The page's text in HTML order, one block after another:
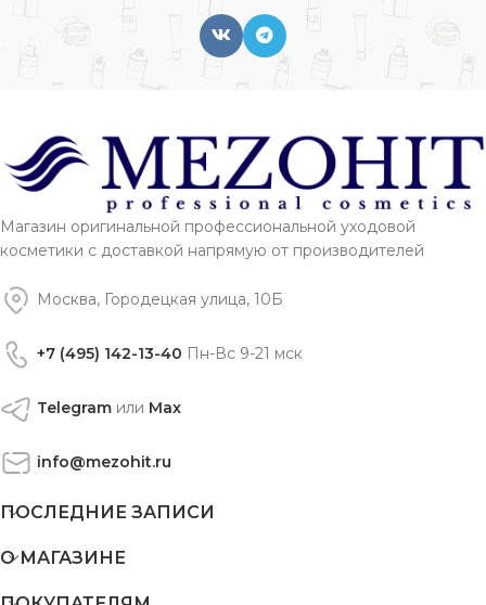
Магазин оригинальной профессиональной уходовой
косметики с доставкой напрямую от производителей
Москва, Городецкая улица, 10Б
+7 (495) 142-13-40 Пн-Вс 9-21 мск
Telegram или Max
info@mezohit.ru
ПОСЛЕДНИЕ ЗАПИСИ
О МАГАЗИНЕ